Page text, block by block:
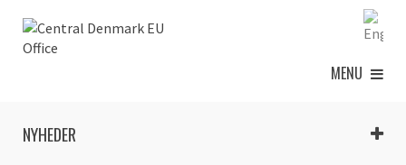
MENU
NYHEDER